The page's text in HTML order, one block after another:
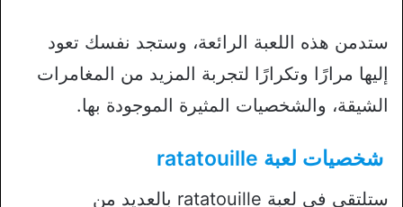
ستدمن هذه اللعبة الرائعة، وستجد نفسك تعود
إليها مرارًا وتكرارًا لتجربة المزيد من المغامرات
الشيقة، والشخصيات المثيرة الموجودة بها.
شخصيات لعبة ratatouille
ستلتقي في لعبة ratatouille بالعديد من